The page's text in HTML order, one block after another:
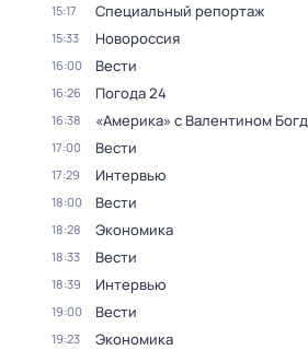
15:17 Специальный репортаж
15:33 Новороссия
16:00 Вести
16:26 Погода 24
16:38 «Америка» с Валентином
17:00 Вести
17:29 Интервью
18:00 Вести
18:28 Экономика
18:33 Вести
18:39 Интервью
19:00 Вести
19:23 Экономика